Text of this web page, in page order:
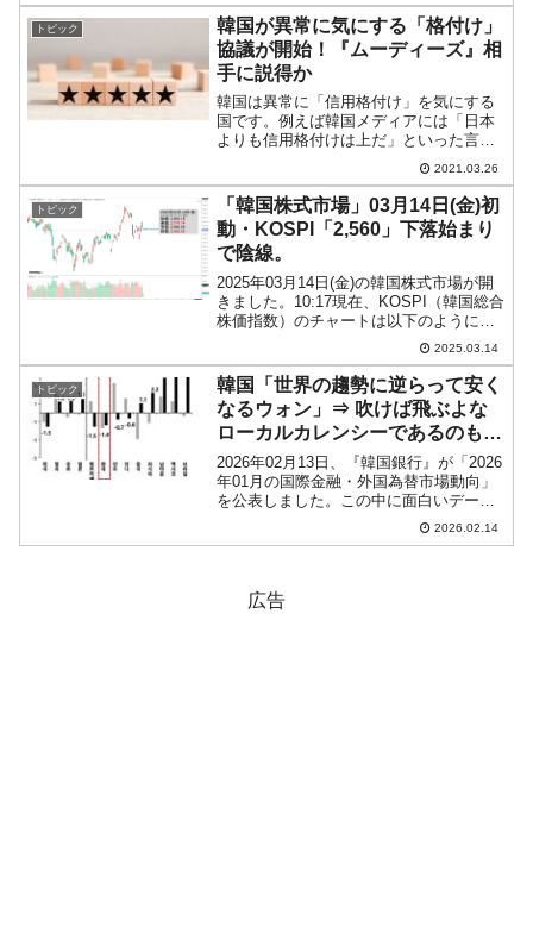
資」です。『韓国銀行』の李昌鏞（イ・
チャンヨン）...
トピック
韓国が異常に気にする「格付け」
協議が開始！『ムーディーズ』相
手に説得か
韓国は異常に「信用格付け」を気にする
国です。例えば韓国メディアには「日本
よりも信用格付けは上だ」といった言及
がしばしば登場します。日本人からすれ
ば、格付け企業のいうことなど気にする
ことなのか？と思うでしょう。実際、い
かに信用格付け会社が日本...
2021.03.26
トピック
「韓国株式市場」03月14日(金)初
動・KOSPI「2,560」下落始まり
で陰線。
2025年03月14日(金)の韓国株式市場が開
きました。10:17現在、KOSPI（韓国総合
株価指数）のチャートは以下のようにな
『Investing.com』より引用）。下落して
始まりました。現在のところ陰線で、
KOS...
2025.03.14
トピック
韓国「世界の趨勢に逆らって安く
なるウォン」⇒ 吹けば飛ぶよな
ローカルカレンシーであるのも影
響している。
2026年02月13日、『韓国銀行』が「2026
年01月の国際金融・外国為替市場動向」
を公表しました。この中に面白いデータ
があります。以下をご覧ください。⇒参
照・引用元：『韓国銀行』公式サイト
2026.02.14
広告